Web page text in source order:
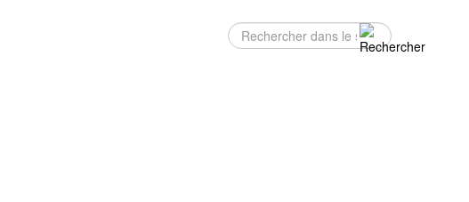
Rechercher